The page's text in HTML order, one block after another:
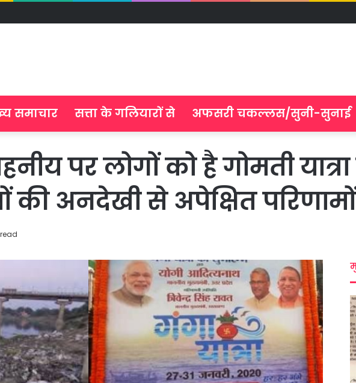
समाचार सत्ता के गलियारों से अफसरी चकल्लस/सुनी-सुनाई
पर लोगों को है गोमती
की अनदेखी से अपेक्षित